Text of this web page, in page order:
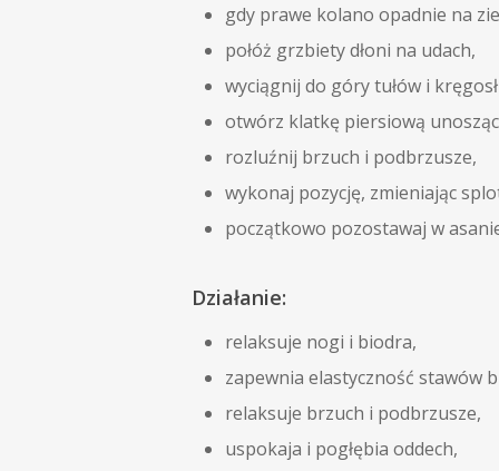
gdy prawe kolano opadnie na
połóż grzbiety dłoni na udach,
wyciągnij do góry tułów i
otwórz klatkę piersiową
rozluźnij brzuch i podbrzusze,
wykonaj pozycję, zmieniając
początkowo pozostawaj w
Działanie:
relaksuje nogi i biodra,
zapewnia elastyczność stawów
relaksuje brzuch i podbrzusze,
uspokaja i pogłębia oddech,